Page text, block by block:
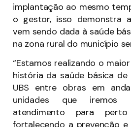
implantação ao mesmo
o gestor, isso demonstra
vem sendo dada à saúde
na zona rural do município
“Estamos realizando o
história da saúde básica de
UBS entre obras em
unidades que iremos
atendimento para